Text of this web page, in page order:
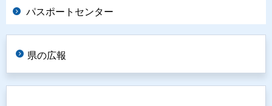
パスポートセンター
県の広報